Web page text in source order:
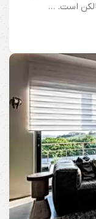
است. ...